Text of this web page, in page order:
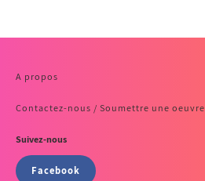
A propos
Contactez-nous / Soumettre une oeuvre
Suivez-nous
Facebook